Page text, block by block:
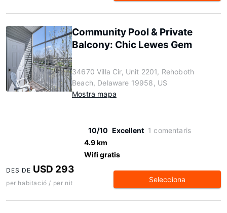
Community Pool & Private
Balcony: Chic Lewes Gem
34670 Villa Cir, Unit 2201, Rehoboth
Beach, Delaware 19958, US
Mostra mapa
10/10 Excellent 1 comentaris
4.9 km
Wifi gratis
DES DE USD 293
per habitació / per nit Selecciona